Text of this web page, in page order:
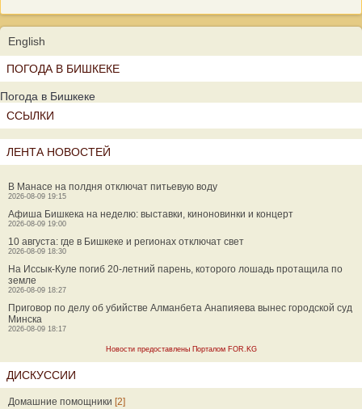
English
ПОГОДА В БИШКЕКЕ
Погода в Бишкеке
ССЫЛКИ
ЛЕНТА НОВОСТЕЙ
В Манасе на полдня отключат питьевую воду
2026-08-09 19:15
Афиша Бишкека на неделю: выставки, киноновинки и концерт
2026-08-09 19:00
10 августа: где в Бишкеке и регионах отключат свет
2026-08-09 18:30
На Иссык-Куле погиб 20-летний парень, которого лошадь протащила по
земле
2026-08-09 18:27
Приговор по делу об убийстве Алманбета Анапияева вынес городской суд
Минска
2026-08-09 18:17
Новости предоставлены Порталом FOR.KG
ДИСКУССИИ
Домашние помощники [2]